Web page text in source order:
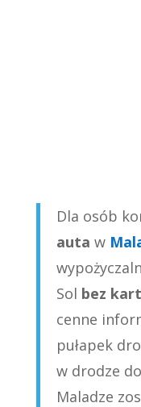
Dla osób
auta w
Sol bez
cenne
pułapek
w drodze
Maladze